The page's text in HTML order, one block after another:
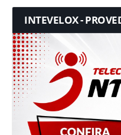
INTEVELOX -